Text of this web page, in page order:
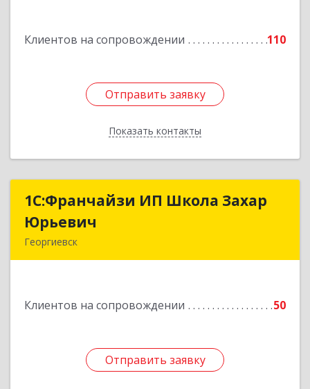
Клиентов на сопровождении 110
Отправить заявку
Показать контакты
Подробнее
Отправить заявку
Назад
1С:Франчайзи ИП Школа Захар
Юрьевич
Георгиевск
Клиентов на сопровождении 50
Отправить заявку
1С:Франчайзи ИП Школа Захар
Отправить заявку